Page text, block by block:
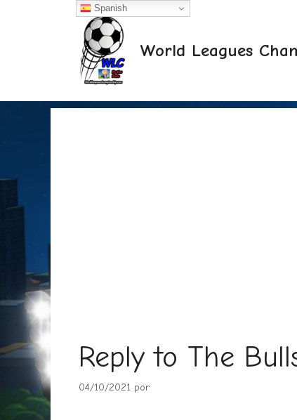
World Leagues
Reply to The
04/10/2021 por
Spanish